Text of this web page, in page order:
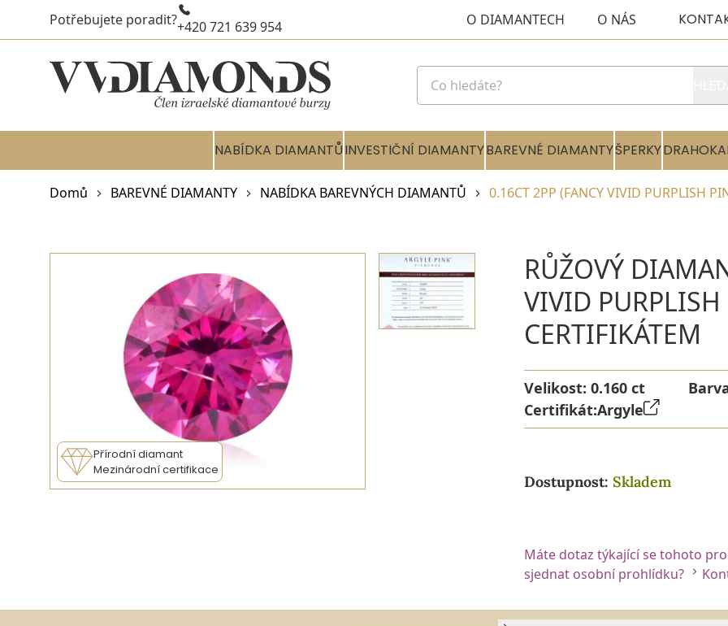
Potřebujete poradit?+420 721 639 954 O DIAMANTECH O NÁS
NABÍDKA DIAMANTŮINVESTIČNÍ DIAMANTYBAREVNÉ DIAMANTYŠPERKY
Domů BAREVNÉ DIAMANTY NABÍDKA BAREVNÝCH DIAMANTŮ 0.16CT 2PP (FANCY VIVID PURPLISH
Přírodní diamant
Mezinárodní certifikace
RŮŽOVÝ
VIVID
CERTIFIKÁTEM
Velikost: 0.160 ct
Certifikát:Argyle
Dostupnost: Skladem
Máte dotaz týkající se tohoto
sjednat osobní prohlídku?